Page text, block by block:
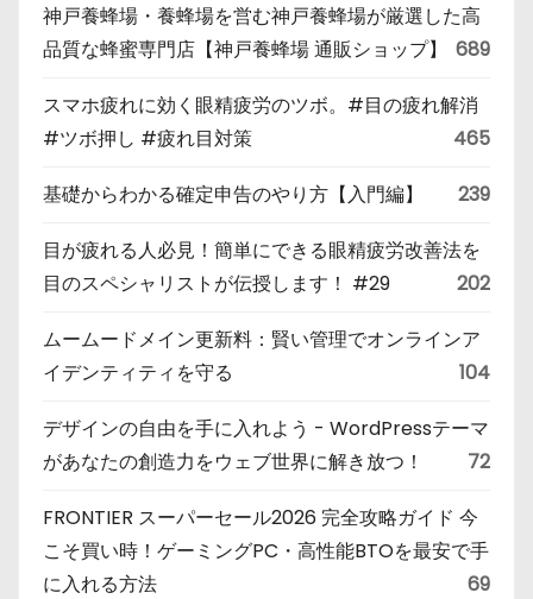
神戸養蜂場・養蜂場を営む神戸養蜂場が厳選した高
品質な蜂蜜専門店【神戸養蜂場 通販ショップ】
689
スマホ疲れに効く眼精疲労のツボ。#目の疲れ解消
#ツボ押し #疲れ目対策
465
基礎からわかる確定申告のやり方【入門編】 239
目が疲れる人必見！簡単にできる眼精疲労改善法を
目のスペシャリストが伝授します！ #29
202
ムームードメイン更新料：賢い管理でオンラインア
イデンティティを守る
104
デザインの自由を手に入れよう - WordPressテーマ
があなたの創造力をウェブ世界に解き放つ！
72
FRONTIER スーパーセール2026 完全攻略ガイド 今
こそ買い時！ゲーミングPC・高性能BTOを最安で手
に入れる方法
69